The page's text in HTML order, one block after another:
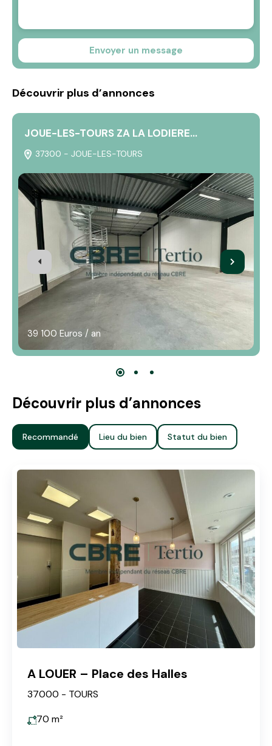
Envoyer un message
Découvrir plus d’annonces
JOUE-LES-TOURS ZA LA LODIERE…
37300 - JOUE-LES-TOURS
39 100 Euros / an
Découvrir plus d’annonces
Recommandé Lieu du bien Statut du bien
A LOUER – Place des Halles
37000 - TOURS
70 m²